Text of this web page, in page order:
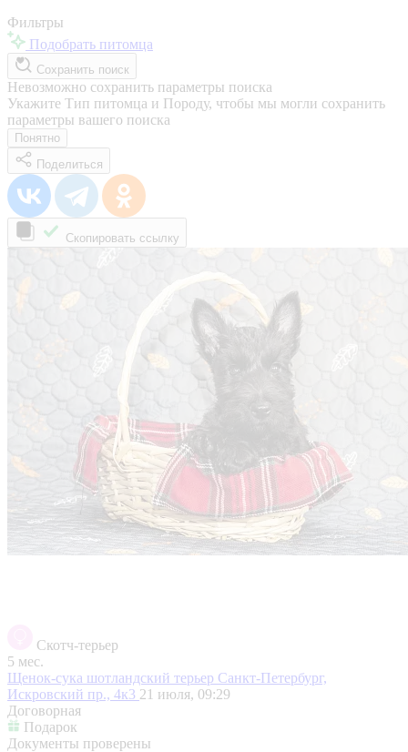
Фильтры
Подобрать питомца
Сохранить поиск
Невозможно сохранить параметры поиска
Укажите Тип питомца и Породу, чтобы мы могли сохранить
параметры вашего поиска
Понятно
Поделиться
Скопировать ссылку
Скотч-терьер
5 мес.
Щенок-сука шотландский терьер Санкт-Петербург,
Искровский пр., 4к3 21 июля, 09:29
Договорная
Подарок
Документы проверены